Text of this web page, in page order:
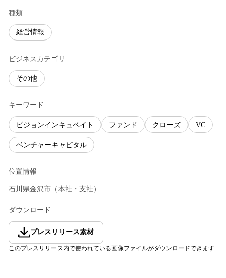
種類
経営情報
ビジネスカテゴリ
その他
キーワード
ビジョンインキュベイト ファンド クローズ VC
ベンチャーキャピタル
位置情報
石川県金沢市 （本社・支社 ）
ダウンロード
プレスリリース素材
このプレスリリース内で使われている画像ファイルがダウンロードできます